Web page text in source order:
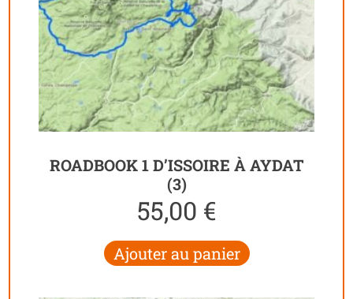
ROADBOOK 1 D’ISSOIRE À AYDAT
(3)
55,00 €
Ajouter au panier